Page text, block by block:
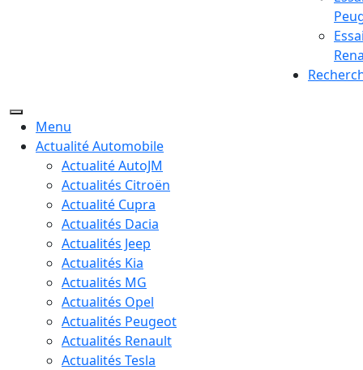
Menu
Actualité Automobile
Actualité AutoJM
Actualités Citroën
Actualité Cupra
Actualités Dacia
Actualités Jeep
Actualités Kia
Actualités MG
Actualités Opel
Actualités Peugeot
Actualités Renault
Actualités Tesla